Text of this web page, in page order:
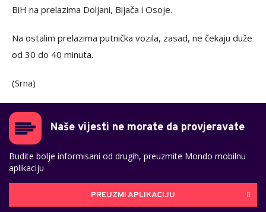
BiH na prelazima Doljani, Bijača i Osoje.
Na ostalim prelazima putnička vozila, zasad, ne čekaju duže
od 30 do 40 minuta.
(Srna)
Naše vijesti ne morate da provjeravate
Budite bolje informisani od drugih, preuzmite Mondo mobilnu
aplikaciju
PREUZMI APLIKACIJU